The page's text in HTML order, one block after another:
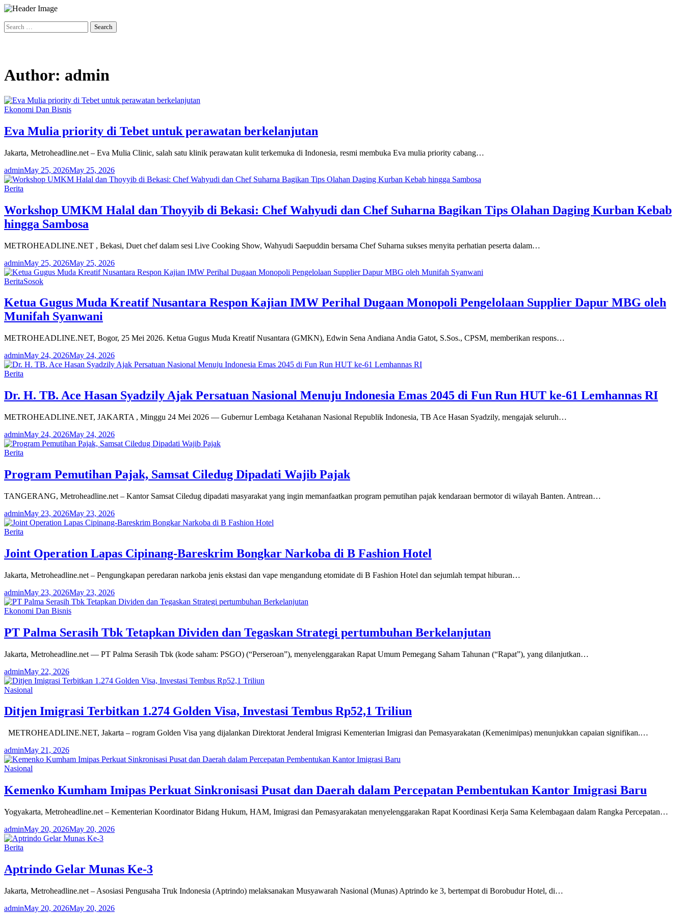
Skip
content
Search
for:
Author: admin
Ekonomi Dan Bisnis
Eva Mulia priority di Tebet untuk perawatan berkelanjutan
Jakarta, Metroheadline.net – Eva Mulia Clinic, salah satu klinik perawatan kulit terkemuka di Indonesia, resmi membuka Eva mulia priority cabang…
adminMay 25, 2026May 25, 2026
Berita
Workshop UMKM Halal dan Thoyyib di Bekasi: Chef Wahyudi dan Chef Suharna Bagikan Tips Olahan Daging Kurban Kebab
hingga Sambosa
METROHEADLINE.NET , Bekasi, Duet chef dalam sesi Live Cooking Show, Wahyudi Saepuddin bersama Chef Suharna sukses menyita perhatian peserta dalam…
adminMay 25, 2026May 25, 2026
BeritaSosok
Ketua Gugus Muda Kreatif Nusantara Respon Kajian IMW Perihal Dugaan Monopoli Pengelolaan Supplier Dapur MBG oleh
Munifah Syanwani
METROHEADLINE.NET, Bogor, 25 Mei 2026. Ketua Gugus Muda Kreatif Nusantara (GMKN), Edwin Sena Andiana Andia Gatot, S.Sos., CPSM, memberikan respons…
adminMay 24, 2026May 24, 2026
Berita
Dr. H. TB. Ace Hasan Syadzily Ajak Persatuan Nasional Menuju Indonesia Emas 2045 di Fun Run HUT ke-61 Lemhannas RI
METROHEADLINE.NET, JAKARTA , Minggu 24 Mei 2026 — Gubernur Lembaga Ketahanan Nasional Republik Indonesia, TB Ace Hasan Syadzily, mengajak seluruh…
adminMay 24, 2026May 24, 2026
Berita
Program Pemutihan Pajak, Samsat Ciledug Dipadati Wajib Pajak
TANGERANG, Metroheadline.net – Kantor Samsat Ciledug dipadati masyarakat yang ingin memanfaatkan program pemutihan pajak kendaraan bermotor di wilayah Banten. Antrean…
adminMay 23, 2026May 23, 2026
Berita
Joint Operation Lapas Cipinang-Bareskrim Bongkar Narkoba di B Fashion Hotel
Jakarta, Metroheadline.net – Pengungkapan peredaran narkoba jenis ekstasi dan vape mengandung etomidate di B Fashion Hotel dan sejumlah tempat hiburan…
adminMay 23, 2026May 23, 2026
Ekonomi Dan Bisnis
PT Palma Serasih Tbk Tetapkan Dividen dan Tegaskan Strategi pertumbuhan Berkelanjutan
Jakarta, Metroheadline.net — PT Palma Serasih Tbk (kode saham: PSGO) (“Perseroan”), menyelenggarakan Rapat Umum Pemegang Saham Tahunan (“Rapat”), yang dilanjutkan…
adminMay 22, 2026
Nasional
Ditjen Imigrasi Terbitkan 1.274 Golden Visa, Investasi Tembus Rp52,1 Triliun
METROHEADLINE.NET, Jakarta – rogram Golden Visa yang dijalankan Direktorat Jenderal Imigrasi Kementerian Imigrasi dan Pemasyarakatan (Kemenimipas) menunjukkan capaian signifikan.…
adminMay 21, 2026
Nasional
Kemenko Kumham Imipas Perkuat Sinkronisasi Pusat dan Daerah dalam Percepatan Pembentukan Kantor Imigrasi Baru
Yogyakarta, Metroheadline.net – Kementerian Koordinator Bidang Hukum, HAM, Imigrasi dan Pemasyarakatan menyelenggarakan Rapat Koordinasi Kerja Sama Kelembagaan dalam Rangka Percepatan…
adminMay 20, 2026May 20, 2026
Berita
Aptrindo Gelar Munas Ke-3
Jakarta, Metroheadline.net – Asosiasi Pengusaha Truk Indonesia (Aptrindo) melaksanakan Musyawarah Nasional (Munas) Aptrindo ke 3, bertempat di Borobudur Hotel, di…
adminMay 20, 2026May 20, 2026